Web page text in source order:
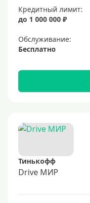
Кредитный лимит:
до 1 000 000 ₽
Обслуживание:
Бесплатно
Тинькофф
Drive МИР